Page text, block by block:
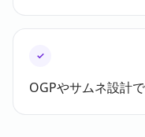
✓
OGPやサムネ設計